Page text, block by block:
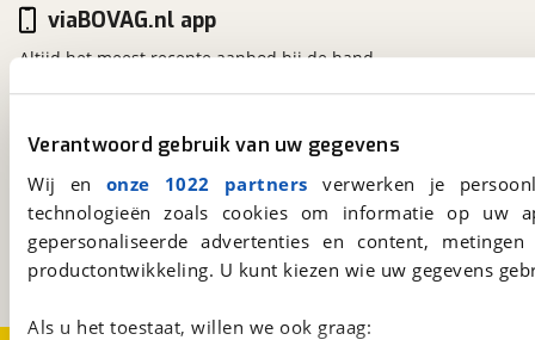
Verantwoord gebruik van uw gegevens
Wij en onze 1022 partners verwerken je
technologieën zoals cookies om informatie op
gepersonaliseerde advertenties en content,
productontwikkeling. U kunt kiezen wie uw gegevens
Als u het toestaat, willen we ook graag:
viaBOVAG.nl
Kosterijland 15
3981 AJ
Bunnik
Een initiatief van
BOVAG
viaBOVAG.nl app
Altijd het meest recente aanbod bij de hand.